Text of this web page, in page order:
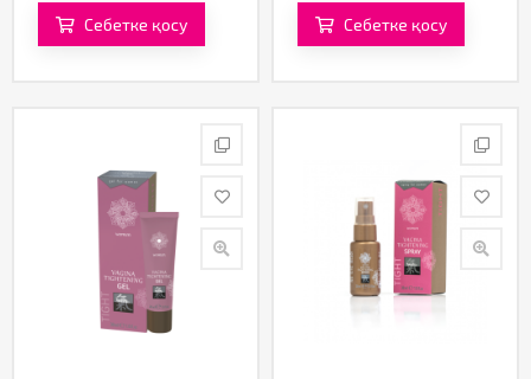
Себетке қосу Себетке қосу